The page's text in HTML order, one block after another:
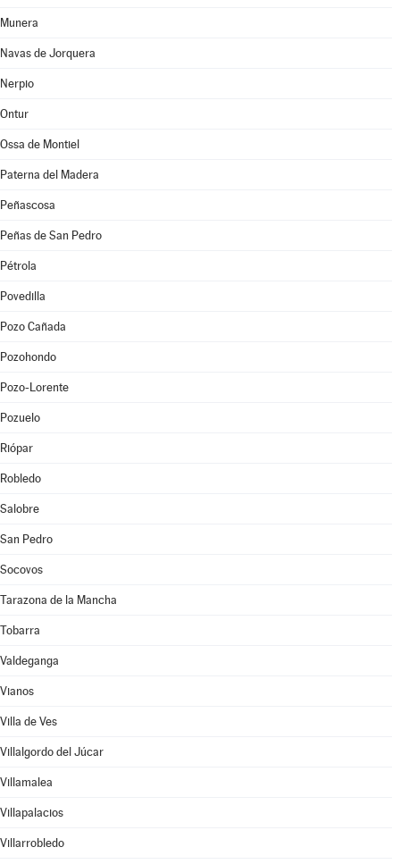
Munera
Navas de Jorquera
Nerpio
Ontur
Ossa de Montiel
Paterna del Madera
Peñascosa
Peñas de San Pedro
Pétrola
Povedilla
Pozo Cañada
Pozohondo
Pozo-Lorente
Pozuelo
Riópar
Robledo
Salobre
San Pedro
Socovos
Tarazona de la Mancha
Tobarra
Valdeganga
Vianos
Villa de Ves
Villalgordo del Júcar
Villamalea
Villapalacios
Villarrobledo